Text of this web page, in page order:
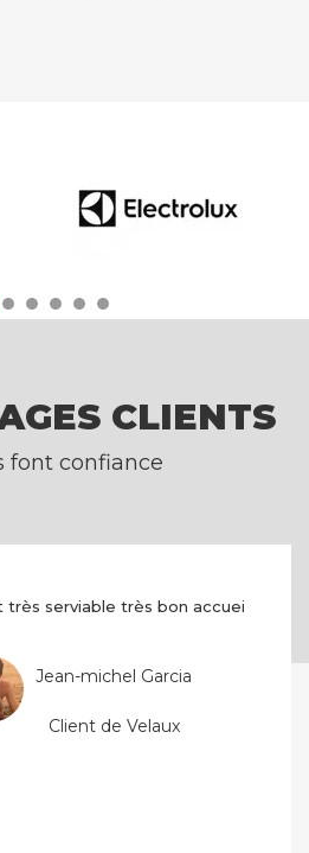
CLIENTS
font confiance
serviable très bon accueil...
Jean-michel Garcia
Client de Velaux